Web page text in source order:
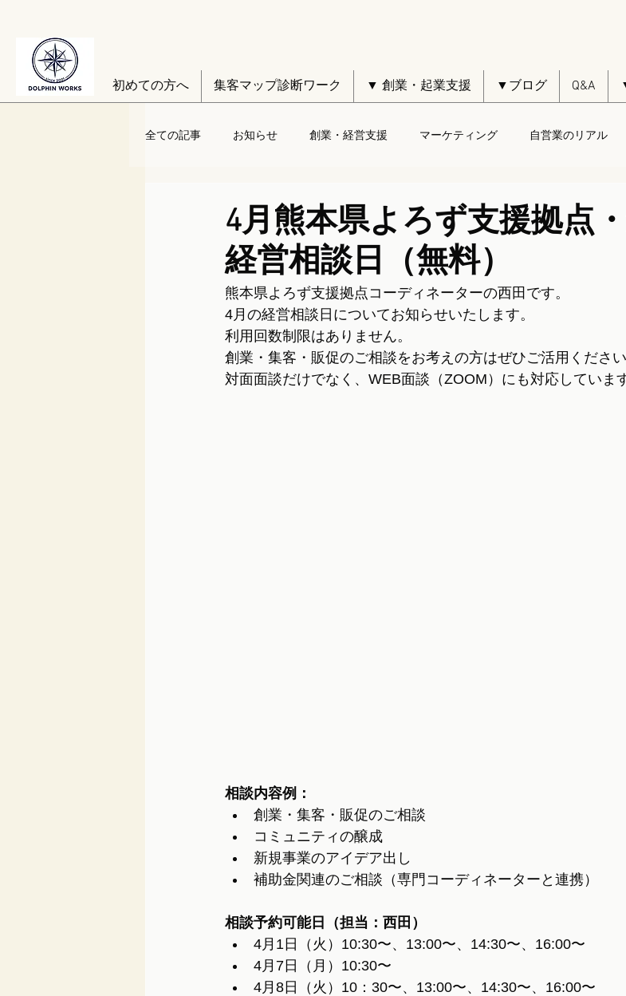
初めての方へ 集客マップ診断ワーク ▼ 創業・起業支援 ▼ブログ Q&A
全ての記事 お知らせ 創業・経営支援 マーケティング 自営業のリアル
4月熊本県よろず支援拠点
経営相談日（無料）
熊本県よろず支援拠点コーディネーターの西田です。
4月の経営相談日についてお知らせいたします。
利用回数制限はありません。
創業・集客・販促のご相談をお考えの方はぜひご活用ください
対面面談だけでなく、WEB面談（ZOOM）にも対応しています
相談内容例：
創業・集客・販促のご相談
コミュニティの醸成
新規事業のアイデア出し
補助金関連のご相談（専門コーディネーターと連携）
相談予約可能日（担当：西田）
4月1日（火）10:30〜、13:00〜、14:30〜、16:00〜
4月7日（月）10:30〜
4月8日（火）10：30〜、13:00〜、14:30〜、16:00〜